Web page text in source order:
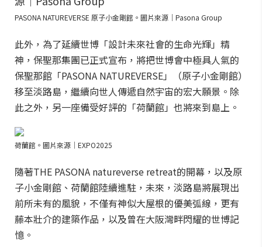
PASONA NATUREVERSE 原子小金剛館。圖片來源｜Pasona Group
此外，為了延續世博「設計未來社會的生命光輝」精
神，保聖那集團已正式宣布，將把世博會中極具人氣的
保聖那館「PASONA NATUREVERSE」（原子小金剛館）
移至淡路島，繼續向世人傳遞自然宇宙的宏大願景。除
此之外，另一座備受好評的「荷蘭館」也將來到島上。
荷蘭館。圖片來源｜EXPO2025
隨著THE PASONA natureverse retreat的開幕，以及原
子小金剛館、荷蘭館陸續進駐，未來，淡路島將展現出
前所未有的風貌，不僅有神似大屋根的優美弧線，更有
藤本壯介的建築作品，以及曾在大阪灣畔閃耀的世博記
憶。